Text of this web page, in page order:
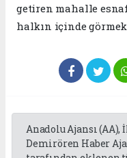
getiren mahalle
halkın içinde
Anadolu Ajansı (AA),
Demirören Haber